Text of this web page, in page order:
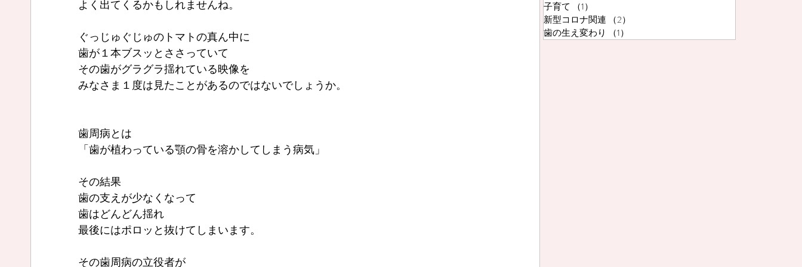
よく出てくるかもしれませんね。
ぐっじゅぐじゅのトマトの真ん中に
歯が１本ブスッとささっていて
その歯がグラグラ揺れている映像を
みなさま１度は見たことがあるのではないでしょうか。
歯周病とは
「歯が植わっている顎の骨を溶かしてしまう病気」
その結果
歯の支えが少なくなって
歯はどんどん揺れ
最後にはポロッと抜けてしまいます。
その歯周病の立役者が
子育て （1）
新型コロナ関連 （2）
歯の生え変わり
（1）